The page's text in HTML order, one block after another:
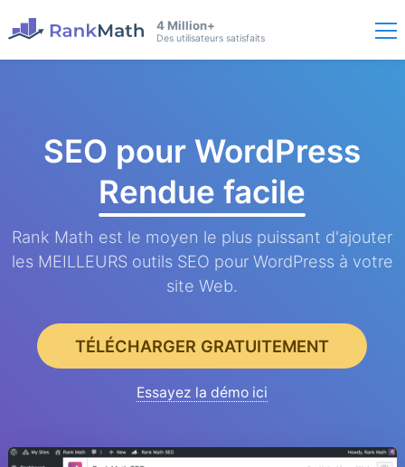
4 Million+
Des utilisateurs satisfaits
SEO pour WordPress
Rendue facile
Rank Math est le moyen le plus puissant d'ajouter
les MEILLEURS outils SEO pour WordPress à votre
site Web.
TÉLÉCHARGER GRATUITEMENT
Essayez la démo ici